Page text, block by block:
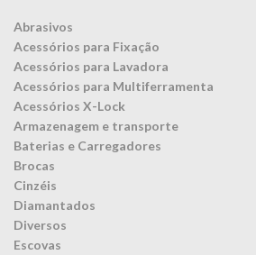
Abrasivos
Acessórios para Fixação
Acessórios para Lavadora
Acessórios para Multiferramenta
Acessórios X-Lock
Armazenagem e transporte
Baterias e Carregadores
Brocas
Cinzéis
Diamantados
Diversos
Escovas